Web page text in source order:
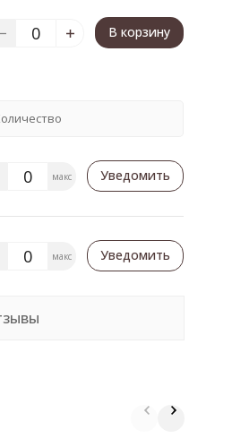
В корзину
макс Уведомить
макс Уведомить